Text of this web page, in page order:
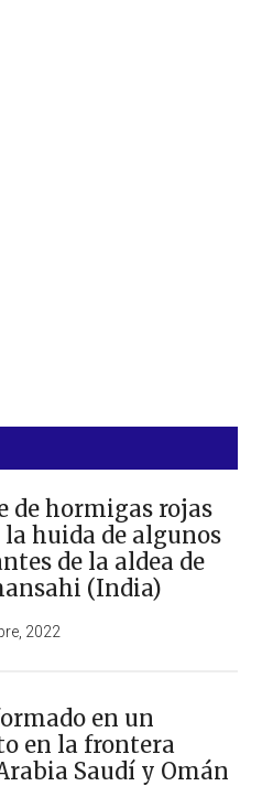
de hormigas rojas
la huida de algunos
de la aldea de
(India)
2022
en un
en la frontera
Saudí y Omán